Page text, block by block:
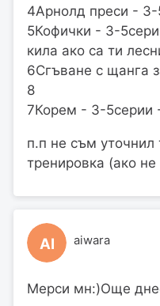
4Арнолд преси -
5Кофички - 3-
кила ако са ти
6Сгъване с щанга
8
7Корем - 3-5серии
п.п не съм уточнил
тренировка (ако
AI aiwara
Мерси мн:)Още